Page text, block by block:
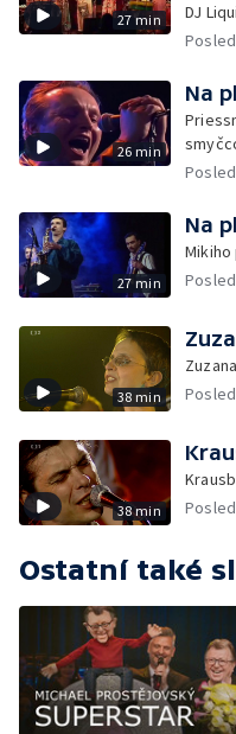
27 min
DJ
26 min
Na
27 min
Na
38 min
38 min
Ostatní také